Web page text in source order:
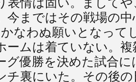
今まではその戦場の
なわぬ願いとなって
ムは着ていない。
グ優勝を決めた試合
チ裏にいた。その後